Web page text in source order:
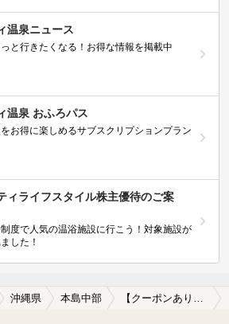
温泉ニュース
と行きたくなる！お得な情報を掲載中
温泉 おふろパス
お得に楽しめるサブスクリプションプラン
ィライフスタイル株主優待のご案
度で人気の温浴施設に行こう！対象施設が
した！
沖縄県 本島中部 【クーポンあり】女子旅・女子会におすすめの本島中部の温泉、日帰り温泉、スーパー銭湯おすすめ